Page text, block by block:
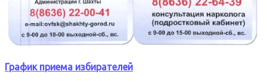
График приема избирателей